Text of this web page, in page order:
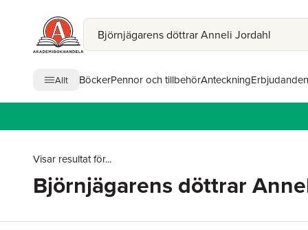
Allt BöckerPennor och tillbehörAnteckningErbjudanden
Visar resultat för...
Björnjägarens döttrar